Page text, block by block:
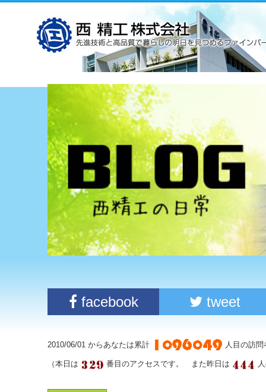
facebook tweet
2010/06/01 からあなたは累計 人目の訪
（本日は 番目のアクセスです。 また昨日は